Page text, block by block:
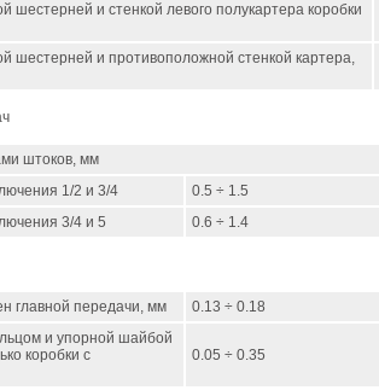
шестерней и стенкой левого полукартера коробки
шестерней и противоположной стенкой картера,
штоков, мм
1/2 и 3/4
0.5 ÷ 1.5
3/4 и 5
0.6 ÷ 1.4
главной передачи, мм
0.13 ÷ 0.18
и упорной шайбой
коробки с
0.05 ÷ 0.35